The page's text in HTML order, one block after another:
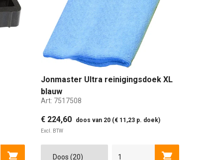
Toevoegen aan winkelwagen
Jonmaster Ultra reinigingsdoek XL
blauw
Art: 7517508
€ 224,60 doos van 20 (€ 11,23 p. doek)
Excl. BTW
Toevoegen